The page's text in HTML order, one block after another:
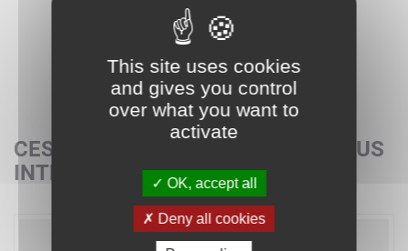
CES SETS POURRAIENT AUSSI VOUS
INTÉRESSER
This site uses cookies
and gives you control
over what you want to
activate
OK, accept all
Deny all cookies